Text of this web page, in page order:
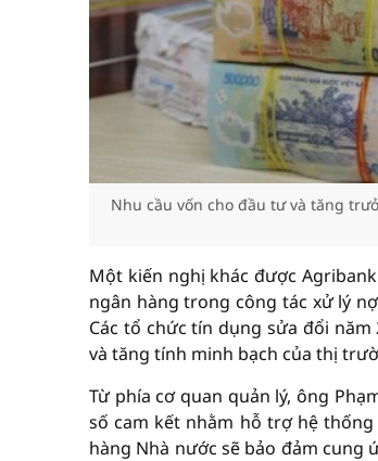
Nhu cầu vốn cho đầu tư và tăng
Một kiến nghị khác được
ngân hàng trong công tác xử lý
Các tổ chức tín dụng sửa đổi
và tăng tính minh bạch của thị
Từ phía cơ quan quản lý, ông
số cam kết nhằm hỗ trợ hệ
hàng Nhà nước sẽ bảo đảm cung